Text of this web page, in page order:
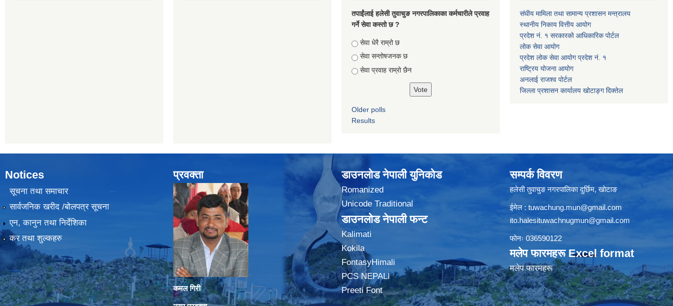
तपाईंलाई हलेसी तुवाचुङ नगरपालिकाका कर्मचारीले प्रवाह
गर्ने सेवा कस्तो छ ?
Choices
सेवा धेरै राम्रो छ
सेवा सन्तोषजनक छ
सेवा प्रवाह राम्रो छैन
Older polls
Results
संघीय मामिला तथा सामान्य प्रशासन मन्त्रालय
स्थानीय निकाय वित्तीय आयोग
प्रदेश नं. १ सरकारको आधिकारिक पोर्टल
लोक सेवा आयोग
प्रदेश लोक सेवा आयोग प्रदेश नं. १
राष्ट्रिय योजना आयोग
अनलाई राजश्व पोर्टल
जिल्ला प्रशासन कार्यालय खोटाङ्ग दिक्तेल
Notices
सूचना तथा समाचार
सार्वजनिक खरीद /बोलपत्र सूचना
एन, कानुन तथा निर्देशिका
कर तथा शुल्कहरु
प्रवक्ता
कमल गिरी
डाउनलोड नेपाली युनिकोड
Romanized
Unicode Traditional
डाउनलोड नेपाली फन्ट
Kalimati
Kokila
FontasyHimali
PCS NEPALI
Preeti Font
सम्पर्क विवरण
हलेसी तुवाचुङ नगरपालिका दुर्छिम, खाेटाङ
ईमेल : tuwachung.mun@gmail.com
ito.halesituwachnugmun@gmail.com
फोनः 036590122
मलेप फारमहरू Excel format
मलेप फारमहरू